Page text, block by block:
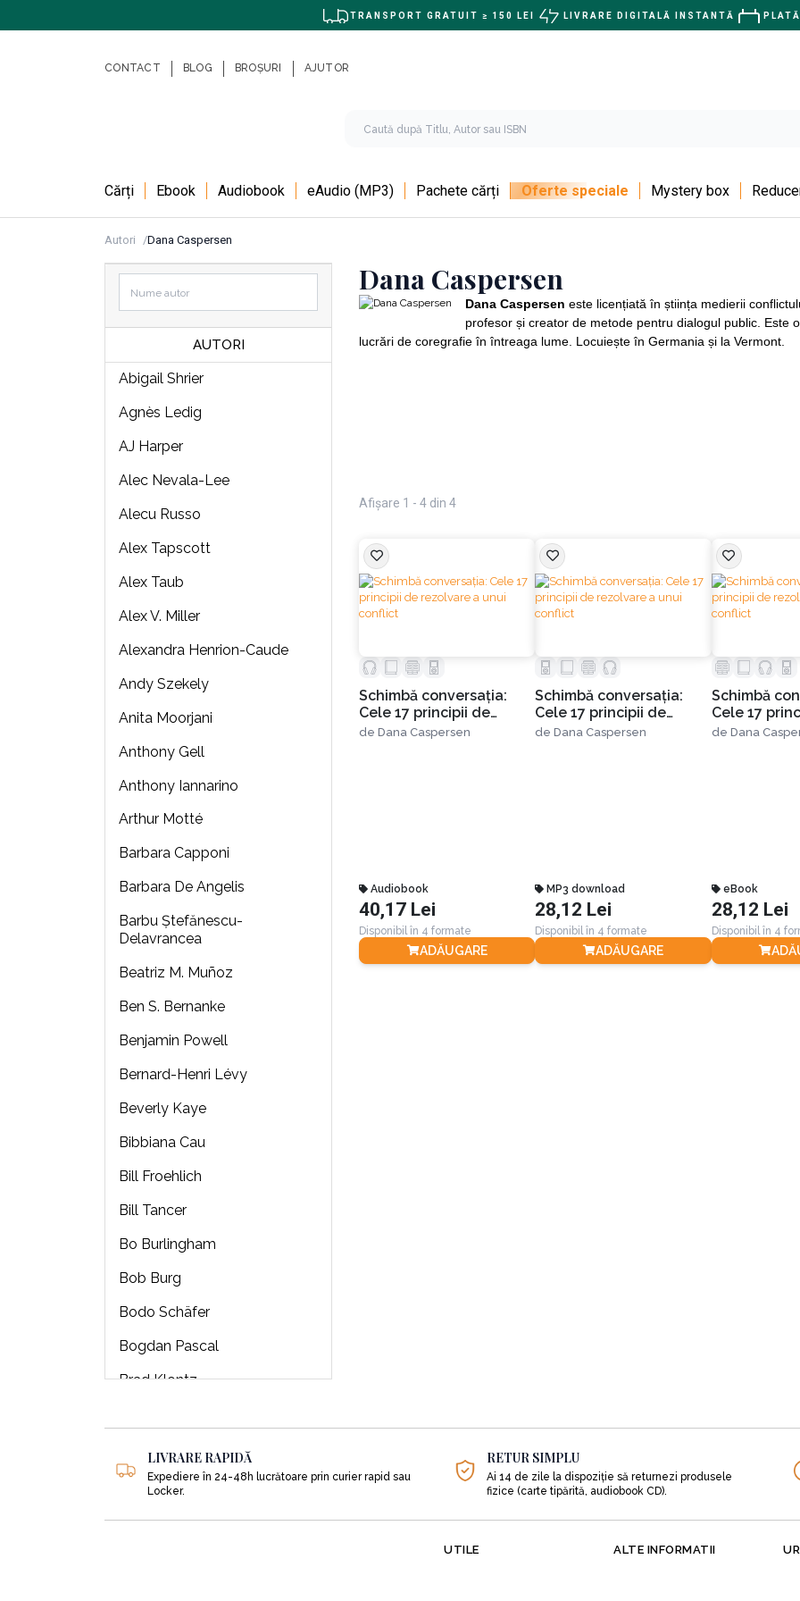
TRANSPORT GRATUIT ≥ 150 LEI LIVRARE DIGITALĂ INSTANTĂ
CONTACT BLOG BROȘURI AJUTOR
Cărți Ebook Audiobook eAudio (MP3) Pachete cărți Oferte speciale Mystery box
Autori Dana Caspersen
AUTORI
Abigail Shrier
Agnès Ledig
AJ Harper
Alec Nevala-Lee
Alecu Russo
Alex Tapscott
Alex Taub
Alex V. Miller
Alexandra Henrion-Caude
Andy Szekely
Anita Moorjani
Anthony Gell
Anthony Iannarino
Arthur Motté
Barbara Capponi
Barbara De Angelis
Barbu Ştefănescu-
Delavrancea
Beatriz M. Muñoz
Ben S. Bernanke
Benjamin Powell
Bernard-Henri Lévy
Beverly Kaye
Bibbiana Cau
Bill Froehlich
Bill Tancer
Bo Burlingham
Bob Burg
Bodo Schäfer
Bogdan Pascal
Brad Klontz
Brian Tracy
Bryan Hubbard
Dana Caspersen
Dana Caspersen este licențiată în știința medierii
profesor și creator de metode pentru dialogul public. Este
lucrări de coregrafie în întreaga lume. Locuiește în Germania și la Vermont.
Afișare 1 - 4 din 4
Schimbă conversația:
Cele 17 principii de
rezolvare a unui conflict
de Dana Caspersen
Audiobook
40,17 Lei
Disponibil în 4 formate
ADĂUGARE
Schimbă conversația:
Cele 17 principii de
rezolvare a unui conflict
deDana Caspersen
MP3 download
28,12 Lei
Disponibil în 4 formate
ADĂUGARE
Schimbă
Cele 17
rezolvare a
de Dana
eBook
28,12 Lei
Disponibil în 4
LIVRARE RAPIDĂ
Expediere în 24-48h lucrătoare prin curier rapid sau
Locker.
RETUR SIMPLU
Ai 14 de zile la dispoziție să returnezi produsele
fizice (carte tipărită, audiobook CD).
UTILE ALTE INFORMATII